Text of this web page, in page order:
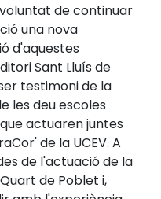
de continuar
una nova
d'aquestes
Sant Lluís de
testimoni de la
les deu escoles
actuaren juntes
de la UCEV. A
de l'actuació de la
de Poblet i,